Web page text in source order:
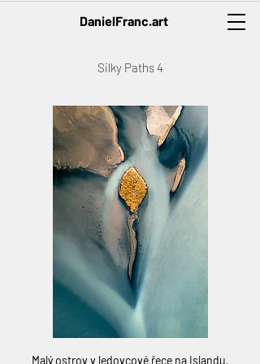
DanielFranc.art
Silky Paths 4
Malý ostrov v ledovcové řece na Islandu.